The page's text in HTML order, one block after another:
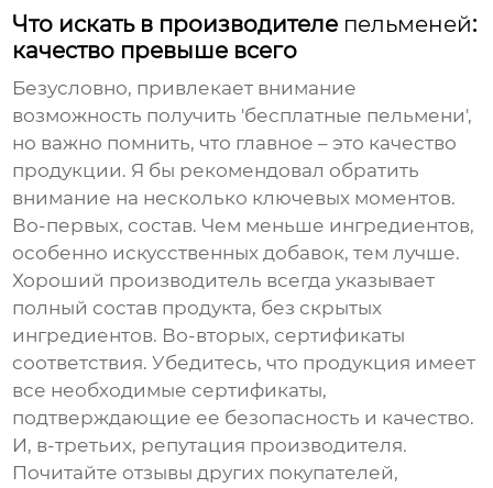
Что искать в производителе пельменей:
качество превыше всего
Безусловно, привлекает внимание
возможность получить 'бесплатные пельмени',
но важно помнить, что главное – это качество
продукции. Я бы рекомендовал обратить
внимание на несколько ключевых моментов.
Во-первых, состав. Чем меньше ингредиентов,
особенно искусственных добавок, тем лучше.
Хороший производитель всегда указывает
полный состав продукта, без скрытых
ингредиентов. Во-вторых, сертификаты
соответствия. Убедитесь, что продукция имеет
все необходимые сертификаты,
подтверждающие ее безопасность и качество.
И, в-третьих, репутация производителя.
Почитайте отзывы других покупателей,